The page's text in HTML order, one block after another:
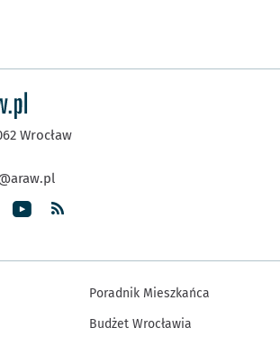
Wrocław
Poradnik Mieszkańca
Budżet Wrocławia